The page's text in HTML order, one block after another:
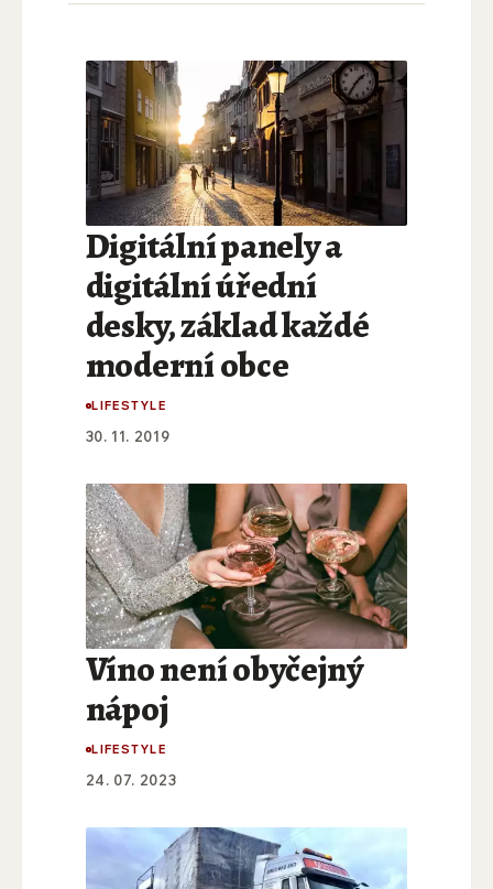
Digitální panely a
digitální úřední
desky, základ každé
moderní obce
LIFESTYLE
30. 11. 2019
Víno není obyčejný
nápoj
LIFESTYLE
24. 07. 2023